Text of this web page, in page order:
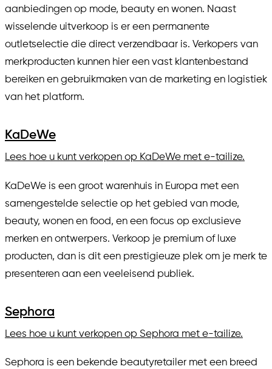
aanbiedingen op mode, beauty en wonen. Naast
wisselende uitverkoop is er een permanente
outletselectie die direct verzendbaar is. Verkopers van
merkproducten kunnen hier een vast klantenbestand
bereiken en gebruikmaken van de marketing en logistiek
van het platform.
KaDeWe
Lees hoe u kunt verkopen op KaDeWe met e-tailize.
KaDeWe is een groot warenhuis in Europa met een
samengestelde selectie op het gebied van mode,
beauty, wonen en food, en een focus op exclusieve
merken en ontwerpers. Verkoop je premium of luxe
producten, dan is dit een prestigieuze plek om je merk te
presenteren aan een veeleisend publiek.
Sephora
Lees hoe u kunt verkopen op Sephora met e-tailize.
Sephora is een bekende beautyretailer met een breed